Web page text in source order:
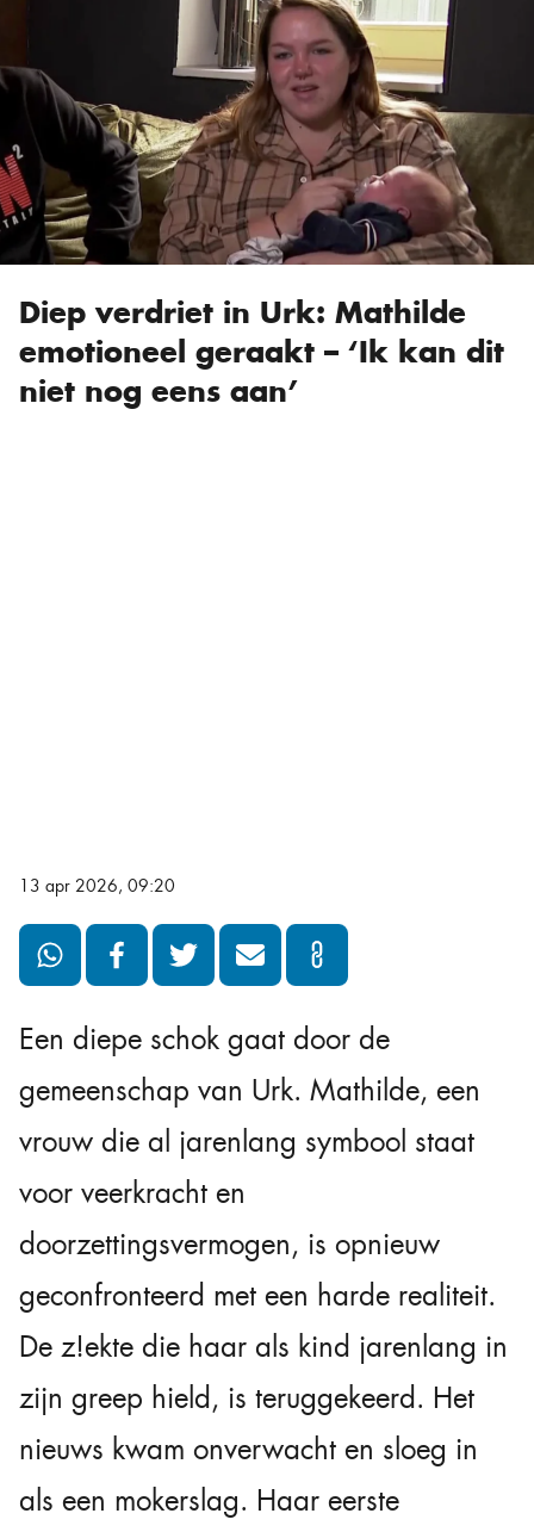
Diep verdriet in Urk: Mathilde
emotioneel geraakt – ‘Ik kan dit
niet nog eens aan’
13 apr 2026, 09:20
Een diepe schok gaat door de
gemeenschap van Urk. Mathilde, een
vrouw die al jarenlang symbool staat
voor veerkracht en
doorzettingsvermogen, is opnieuw
geconfronteerd met een harde realiteit.
De z!ekte die haar als kind jarenlang in
zijn greep hield, is teruggekeerd. Het
nieuws kwam onverwacht en sloeg in
als een mokerslag. Haar eerste